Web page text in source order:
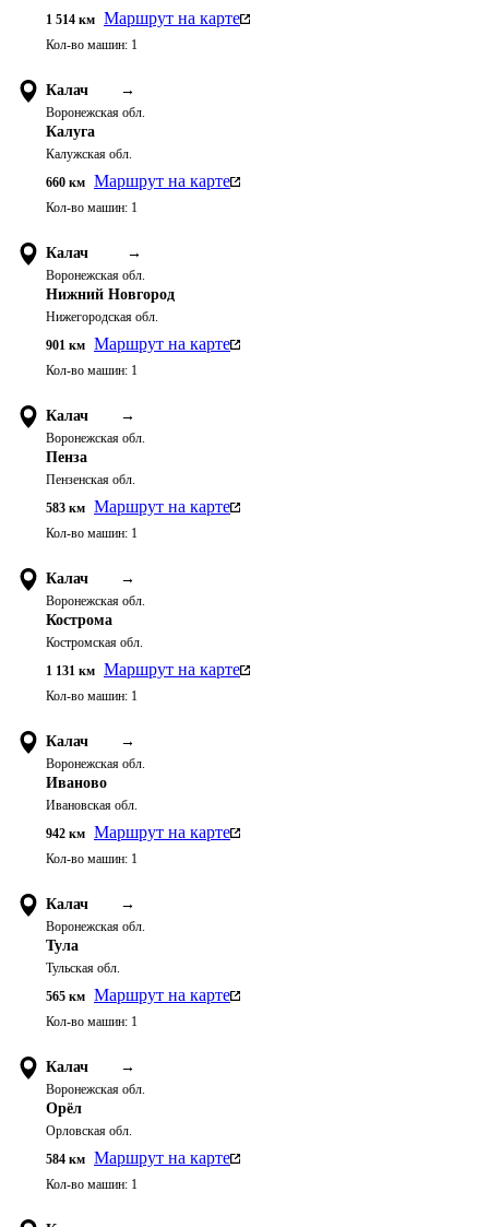
1 514 км Маршрут на карте
Кол-во машин: 1
Калач →
Воронежская обл.
Калуга
Калужская обл.
660 км Маршрут на карте
Кол-во машин: 1
Калач →
Воронежская обл.
Нижний Новгород
Нижегородская обл.
901 км Маршрут на карте
Кол-во машин: 1
Калач →
Воронежская обл.
Пенза
Пензенская обл.
583 км Маршрут на карте
Кол-во машин: 1
Калач →
Воронежская обл.
Кострома
Костромская обл.
1 131 км Маршрут на карте
Кол-во машин: 1
Калач →
Воронежская обл.
Иваново
Ивановская обл.
942 км Маршрут на карте
Кол-во машин: 1
Калач →
Воронежская обл.
Тула
Тульская обл.
565 км Маршрут на карте
Кол-во машин: 1
Калач →
Воронежская обл.
Орёл
Орловская обл.
584 км Маршрут на карте
Кол-во машин: 1